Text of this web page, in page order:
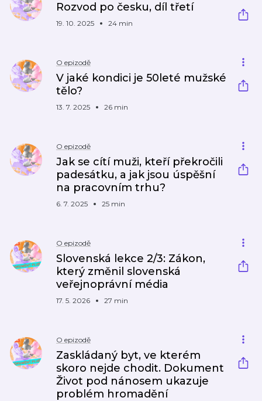
Rozvod po česku, díl třetí
19. 10. 2025 24 min
O epizodě
V jaké kondici je 50leté mužské
tělo?
13. 7. 2025 26 min
O epizodě
Jak se cítí muži, kteří překročili
padesátku, a jak jsou úspěšní
na pracovním trhu?
6. 7. 2025 25 min
O epizodě
Slovenská lekce 2/3: Zákon,
který změnil slovenská
veřejnoprávní média
17. 5. 2026 27 min
O epizodě
Zaskládaný byt, ve kterém
skoro nejde chodit. Dokument
Život pod nánosem ukazuje
problém hromadění